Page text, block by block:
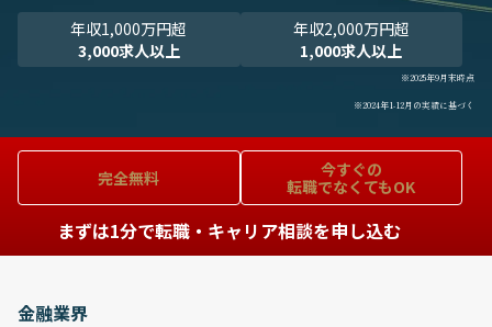
年収1,000万円超
3,000求人以上
年収2,000万円超
1,000求人以上
※2025年9月末時点
※2024年1-12月の実績に基づく
完全無料
今すぐの
転職でなくてもOK
まずは1分で転職・キャリア相談を申し込む
金融業界